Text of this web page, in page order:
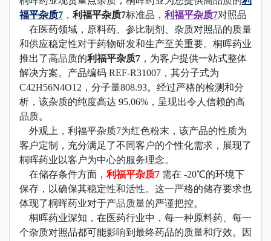
福平杂质7 ， 利福平杂质7标准品 ， 利福平杂质7对照品
在医药领域，原料药、参比制剂、杂质对照品的质量
和供应稳定性对于药物研发和生产至关重要。桐晖药业
推出了高品质的利福平杂质7 ，为客户提供一站式整体
解决方案。产品编码 REF-R31007，其分子式为
C42H56N4O12，分子量808.93。经过严格的检测和分
析，该杂质的纯度高达 95.06%，呈现出令人信赖的高
品质。
外观上，利福平杂质7为红色粉末，该产品的性质为
客户定制，充分满足了不同客户的个性化需求，展现了
桐晖药业以客户为中心的服务理念。
在储存条件方面， 利福平杂质7 需在 -20℃的环境下
保存，以确保其稳定性和活性。这一严格的储存要求也
体现了桐晖药业对于产品质量的严谨把控。
桐晖药业深知，在医药行业中，每一种原料药、每一
个杂质对照品都可能影响到最终药品的质量和疗效。因